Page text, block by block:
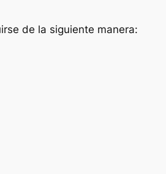
de la siguiente manera: